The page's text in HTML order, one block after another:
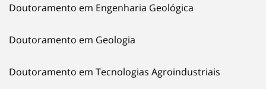
Doutoramento em Engenharia Geológica
Doutoramento em Geologia
Doutoramento em Tecnologias Agroindustriais